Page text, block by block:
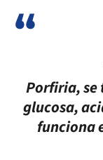
Porfiria, se
glucosa,
funciona